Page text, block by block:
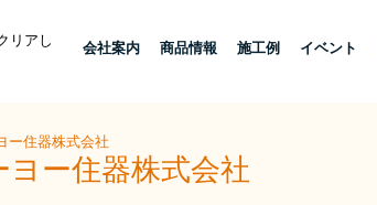
リアし
会社案内 商品情報 施工例 イベント
ー住器株式会社
ー住器株式会社